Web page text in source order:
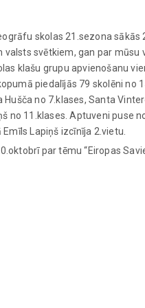
skolas 21.sezona
valsts svētkiem, gan par
klašu grupu apvienošanu
piedalījās 79 skolēni
Hušča no 7.klases, Santa
no 11.klases. Aptuveni puse
Lapiņš izcīnīja 2.vietu.
par tēmu “Eiropas